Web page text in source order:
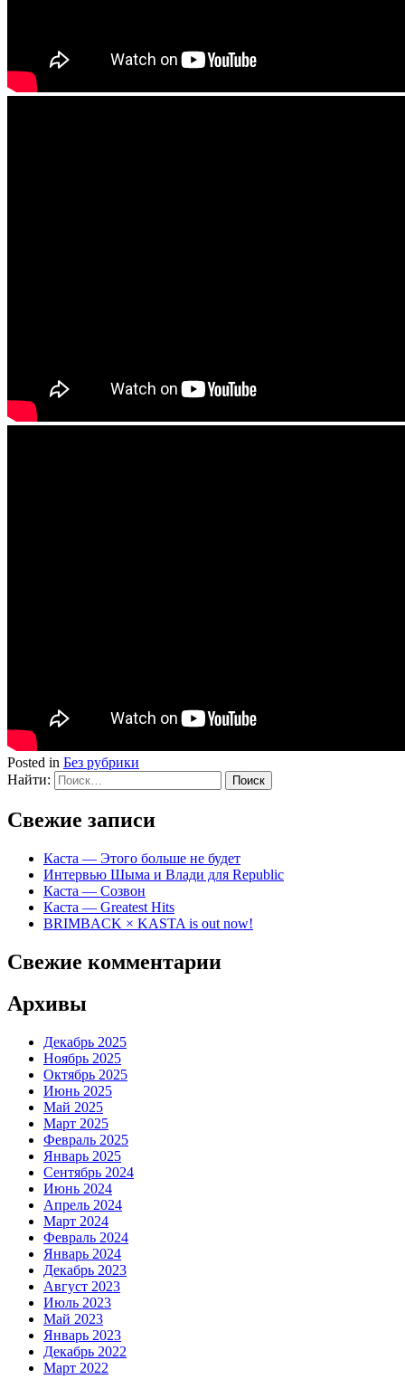
Posted in Без рубрики
Найти:
Свежие записи
Каста — Этого больше не будет
Интервью Шыма и Влади для Republic
Каста — Созвон
Каста — Greatest Hits
BRIMBACK × KASTA is out now!
Свежие комментарии
Архивы
Декабрь 2025
Ноябрь 2025
Октябрь 2025
Июнь 2025
Май 2025
Март 2025
Февраль 2025
Январь 2025
Сентябрь 2024
Июнь 2024
Апрель 2024
Март 2024
Февраль 2024
Январь 2024
Декабрь 2023
Август 2023
Июль 2023
Май 2023
Январь 2023
Декабрь 2022
Март 2022